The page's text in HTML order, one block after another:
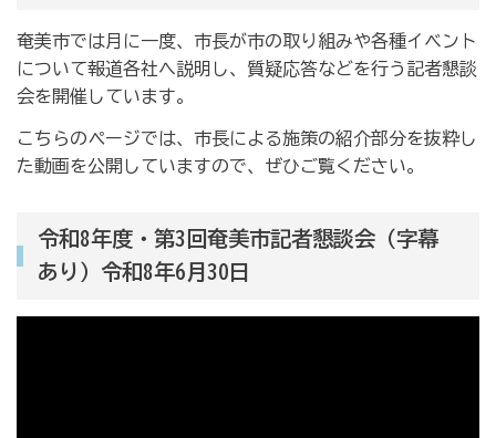
奄美市では月に一度、市長が市の取り組みや各種イベント
について報道各社へ説明し、質疑応答などを行う記者懇談
会を開催しています。
こちらのページでは、市長による施策の紹介部分を抜粋し
た動画を公開していますので、ぜひご覧ください。
令和8年度・第3回奄美市記者懇談会（字幕
あり）令和8年6月30日